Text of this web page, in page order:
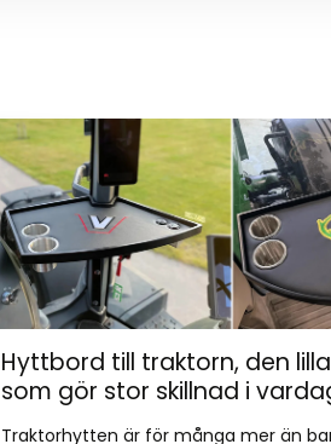
Hyttbord till traktorn, den
som gör stor skillnad i
Traktorhytten är för många mer än